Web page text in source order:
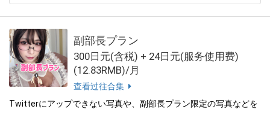
副部長プラン
300日元(含税) + 24日元(服务使用费)
(12.83RMB)/月
查看过往合集
Twitterにアップできない写真や、副部長プラン限定の写真などを